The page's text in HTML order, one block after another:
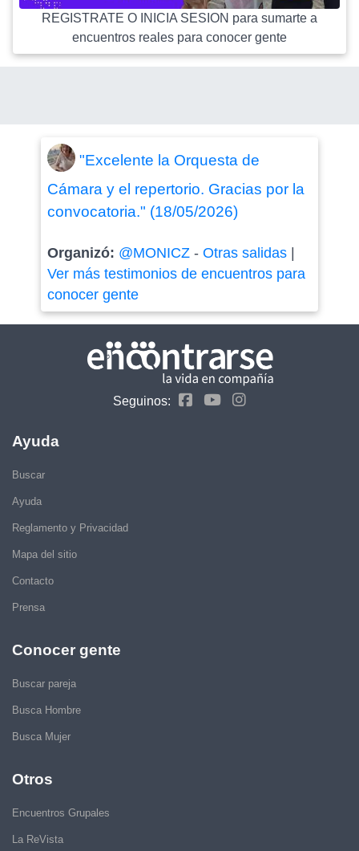
REGISTRATE O INICIA SESION para sumarte a
encuentros reales para conocer gente
"Excelente la Orquesta de
Cámara y el repertorio. Gracias por la
convocatoria." (18/05/2026)
Organizó: @MONICZ- Otras salidas|
Ver más testimonios de encuentros para
conocer gente
Seguinos:
Ayuda
Buscar
Ayuda
Reglamento y Privacidad
Mapa del sitio
Contacto
Prensa
Conocer gente
Buscar pareja
Busca Hombre
Busca Mujer
Otros
Encuentros Grupales
La ReVista